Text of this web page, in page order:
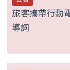
旅客攜帶行動
導詞